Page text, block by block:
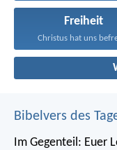
Freiheit
Christus hat uns
Bibelvers des
Im Gegenteil: Euer